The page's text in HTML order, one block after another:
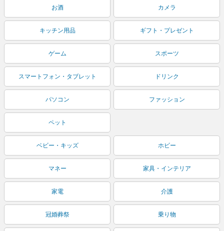
お酒 カメラ
キッチン用品 ギフト・プレゼント
ゲーム スポーツ
スマートフォン・タブレット ドリンク
パソコン ファッション
ペット
ベビー・キッズ ホビー
マネー 家具・インテリア
家電 介護
冠婚葬祭 乗り物